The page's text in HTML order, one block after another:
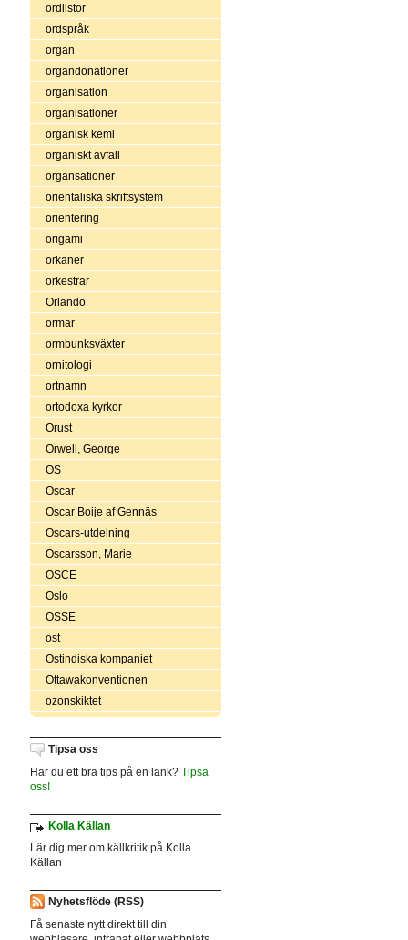
ordlistor
ordspråk
organ
organdonationer
organisation
organisationer
organisk kemi
organiskt avfall
organsationer
orientaliska skriftsystem
orientering
origami
orkaner
orkestrar
Orlando
ormar
ormbunksväxter
ornitologi
ortnamn
ortodoxa kyrkor
Orust
Orwell, George
OS
Oscar
Oscar Boije af Gennäs
Oscars-utdelning
Oscarsson, Marie
OSCE
Oslo
OSSE
ost
Ostindiska kompaniet
Ottawakonventionen
ozonskiktet
Tipsa oss
Har du ett bra tips på en länk? Tipsa
oss!
Kolla Källan
Lär dig mer om källkritik på Kolla
Källan
Nyhetsflöde (RSS)
Få senaste nytt direkt till din